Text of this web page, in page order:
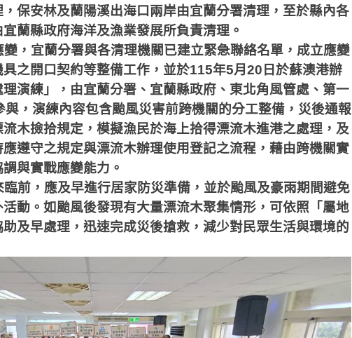
保安林及蘭陽溪出海口兩岸由宜蘭分署清理，至於縣內各
蘭縣政府海洋及漁業發展所負責清理。
，宜蘭分署與各清理機關已建立緊急聯絡名單，成立應變
之開口契約等整備工作，並於115年5月 20 日於蘇澳港辦
演練」，由宜蘭分署、宜蘭縣政府、東北角風管處、第一
與，演練內容包含颱風災害前跨機關的分工整備，災後通報
木撿拾規定，模擬漁民於海上拾得漂流木進港之處理，及
遵守之規定與漂流木辦理使用登記之流程，藉由跨機關實
與實戰應變能力。
前，應及早進行居家防災準備，並於颱風及豪雨期間避免
動。如颱風後發現有大量漂流木聚集情形，可依照「屬地
及早處理，迅速完成災後搶救，減少對民眾生活與環境的